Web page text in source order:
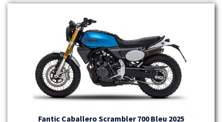
Fantic Caballero Scrambler 700 Bleu 2025